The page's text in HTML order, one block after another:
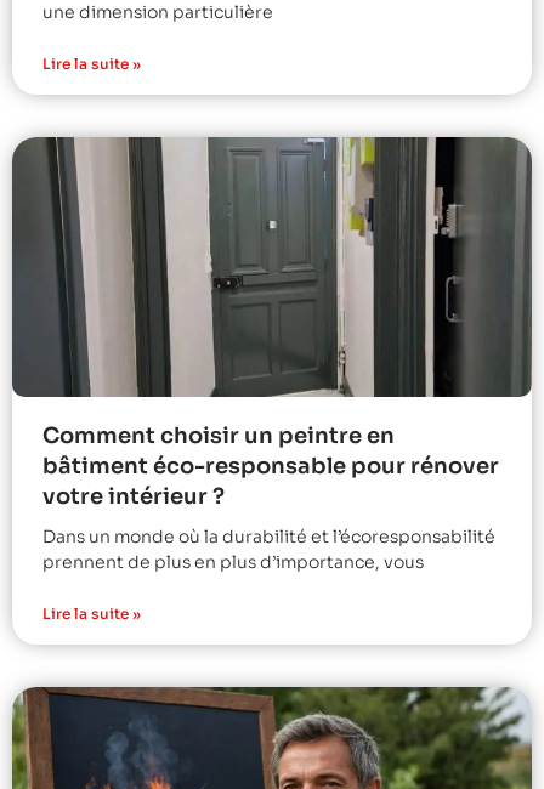
une dimension particulière
Lire la suite »
Comment choisir un peintre en
bâtiment éco-responsable pour rénover
votre intérieur ?
Dans un monde où la durabilité et l’écoresponsabilité
prennent de plus en plus d’importance, vous
Lire la suite »